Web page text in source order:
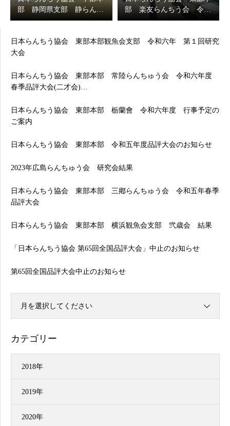
部 静岡県支部 静らん…
部 楽友らんちう会 令…
日本らんちう協会 東部本部観魚会支部 令和六年 第１回研究
大会
日本らんちう協会 東部本部 常陸らんちゅう会 令和六年度
春季品評大会(二才会)…
日本らんちう協会 東部本部 栃蘭會 令和六年度 行事予定の
ご案内
日本らんちう協会 東部本部 令和五年度品評大会のお知らせ
2023年広島らんちゅう会 研究会結果
日本らんちう協会 東部本部 三鄕らんちゅう会 令和五年春季
品評大会
日本らんちう協会 東部本部 横浜観魚会支部 弐歳会 結果
「日本らんちう協会 第65回全国品評大会」中止のお知らせ
第65回全国品評大会中止のお知らせ
月を選択してください
カテゴリー
2018年
2019年
2020年